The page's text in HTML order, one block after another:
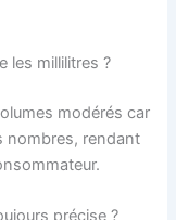
les millilitres ?
modérés car
nombres, rendant
précise ?